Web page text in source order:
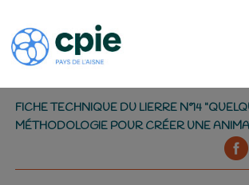
FICHE TECHNIQUE DU LIERRE N°14
MÉTHODOLOGIE POUR CRÉER UNE